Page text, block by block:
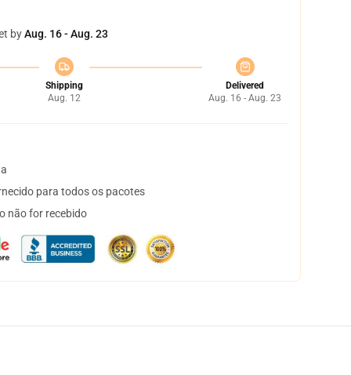
byAug. 16 - Aug. 23
Shipping
Aug. 12
Delivered
Aug. 16 - Aug. 23
para todos os pacotes
não for recebido